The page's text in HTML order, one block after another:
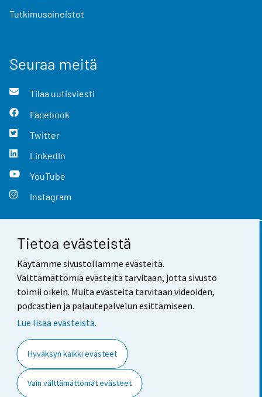
Tietoa evästeistä
Käytämme sivustollamme evästeitä.
Välttämättömiä evästeitä tarvitaan, jotta sivusto
toimii oikein. Muita evästeitä tarvitaan videoiden,
podcastien ja palautepalvelun esittämiseen.
Lue lisää evästeistä.
Hyväksyn kaikki evästeet
Vain välttämättömät evästeet
Tutkimusaineistot
Seuraa meitä
Tilaa uutisviesti
Facebook
Twitter
LinkedIn
YouTube
Instagram
Yhteystiedot
Palaute
Käyttöehdot
Saavutettavuus
Tietoa sivustosta
Evästeasetukset